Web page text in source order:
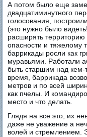
А потом было еще
двадцатиминутного
голосования,
(это нужно было
расширять
опасности и тяжелому
баррикады росли как
муравьями. Работали
быть старшим над
время, баррикада
метров и по всей
как пчелы. И
место и что делать.
Глядя на все это, их
даже не уважение а
волей и стремлением.